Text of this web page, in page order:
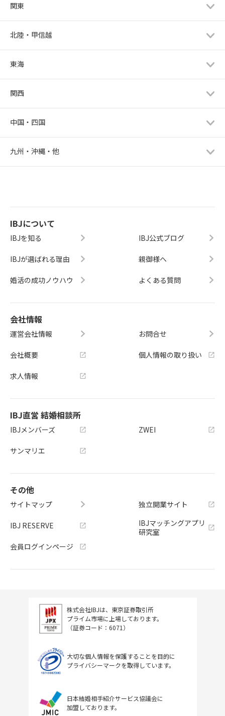
関東
北陸・甲信越
東海
関西
中国・四国
九州・沖縄・他
IBJについて
IBJを知る
IBJが選ばれる理由
婚活の成功ノウハウ
IBJ公式ブログ
親御様へ
よくある質問
会社情報
運営会社情報
会社概要
求人情報
お問合せ
個人情報の取り扱い
IBJ直営 結婚相談所
IBJメンバーズ
サンマリエ
ZWEI
その他
サイトマップ
IBJ RESERVE
会員ログインページ
独立開業サイト
IBJマッチングアプリ
研究室
株式会社IBJは、東京証券取引所
プライム市場に上場しております。
（証券コード：6071）
大切な個人情報を保護することを目的に
プライバシーマークを取得しています。
日本結婚相手紹介サービス協議会に
加盟しております。